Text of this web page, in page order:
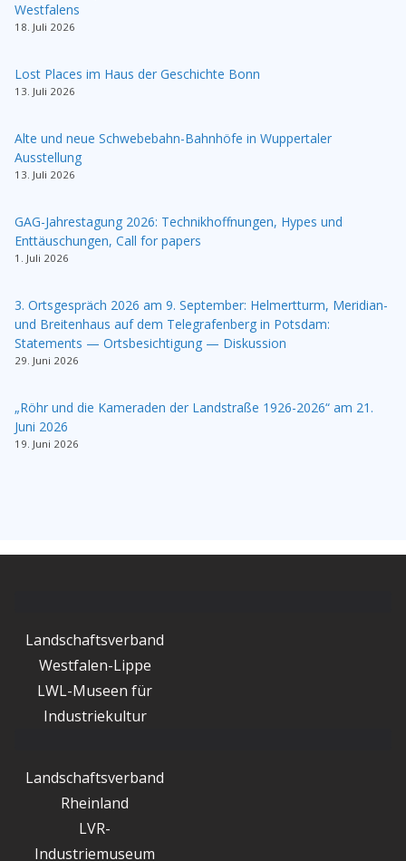
Westfalens
18. Juli 2026
Lost Places im Haus der Geschichte Bonn
13. Juli 2026
Alte und neue Schwebebahn-Bahnhöfe in Wuppertaler
Ausstellung
13. Juli 2026
GAG-Jahrestagung 2026: Technikhoffnungen, Hypes und
Enttäuschungen, Call for papers
1. Juli 2026
3. Ortsgespräch 2026 am 9. September: Helmertturm, Meridian-
und Breitenhaus auf dem Telegrafenberg in Potsdam:
Statements — Ortsbesichtigung — Diskussion
29. Juni 2026
„Röhr und die Kameraden der Landstraße 1926-2026“ am 21.
Juni 2026
19. Juni 2026
Landschaftsverband
Westfalen-Lippe
LWL-Museen für
Industriekultur
Landschaftsverband
Rheinland
LVR-
Industriemuseum